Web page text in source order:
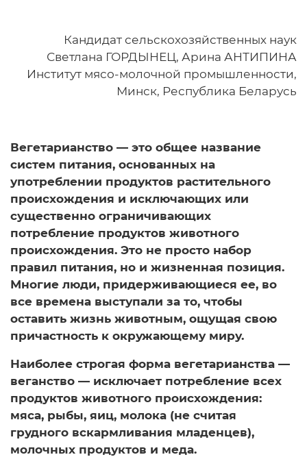
Кандидат сельскохозяйственных наук
Светлана ГОРДЫНЕЦ, Арина АНТИПИНА
Институт мясо-молочной промышленности,
Минск, Республика Беларусь
Вегетарианство — это общее название
систем питания, основанных на
употреблении продуктов растительного
происхождения и исключающих или
существенно ограничивающих
потребление продуктов животного
происхождения. Это не просто набор
правил питания, но и жизненная позиция.
Многие люди, придерживающиеся ее, во
все времена выступали за то, чтобы
оставить жизнь животным, ощущая свою
причастность к окружающему миру.
Наиболее строгая форма вегетарианства —
веганство — исключает потребление всех
продуктов животного происхождения:
мяса, рыбы, яиц, молока (не считая
грудного вскармливания младенцев),
молочных продуктов и меда.